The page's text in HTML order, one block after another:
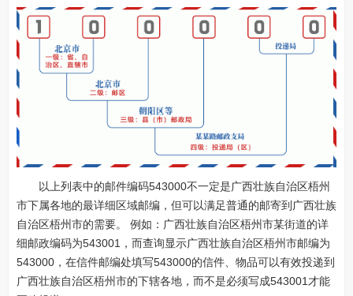
以上列表中的邮件编码543000不一定是广西壮族自治区梧州
市下属各地的最详细区域邮编，但可以满足普通的邮寄到广西壮族
自治区梧州市的需要。 例如：广西壮族自治区梧州市某街道的详
细邮政编码为543001，而查询显示广西壮族自治区梧州市邮编为
543000，在信件邮编处填写543000的信件、物品可以有效投递到
广西壮族自治区梧州市的下辖各地，而不是必须写成543001才能